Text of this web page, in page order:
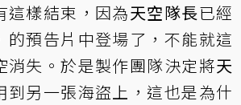
這樣結束，因為天空隊長已經
的預告片中登場了，不能就這
消失。於是製作團隊決定將天
到另一張海盜上，這也是為什